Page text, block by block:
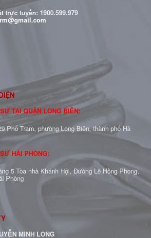
trực tuyến: 1900.599.979
TẠI QUẬN LONG BIÊN:
Phố Trạm, phường Long Biên, thành phố Hà
HẢI PHÒNG:
5 Tòa nhà Khánh Hội, Đường Lê Hồng Phong,
Phòng
MINH LONG